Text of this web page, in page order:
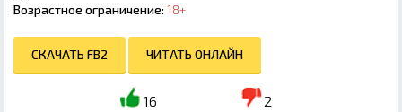
Возрастное ограничение: 18+
СКАЧАТЬ FB2 ЧИТАТЬ ОНЛАЙН
16 2